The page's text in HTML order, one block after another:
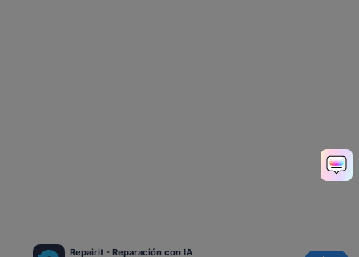
Repairit - Reparación con IA